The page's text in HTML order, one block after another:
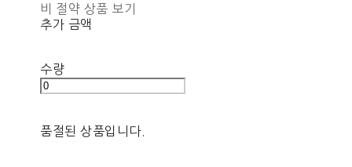
비 절약 상품 보기
추가 금액
수량
품절된 상품입니다.